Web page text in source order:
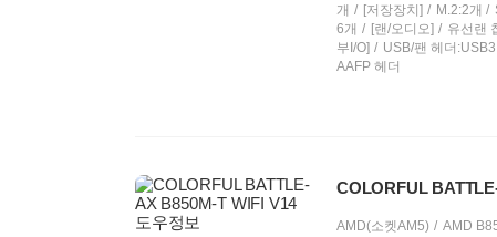
개
[저장장치] M.2:2개
6개
[랜/오디오] 유선랜
부I/O]
USB/팬 헤더
AAFP 헤더
COLORFUL
AMD(소켓AM5) AMD